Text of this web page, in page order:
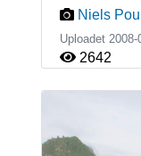
Niels
Uploadet
2642